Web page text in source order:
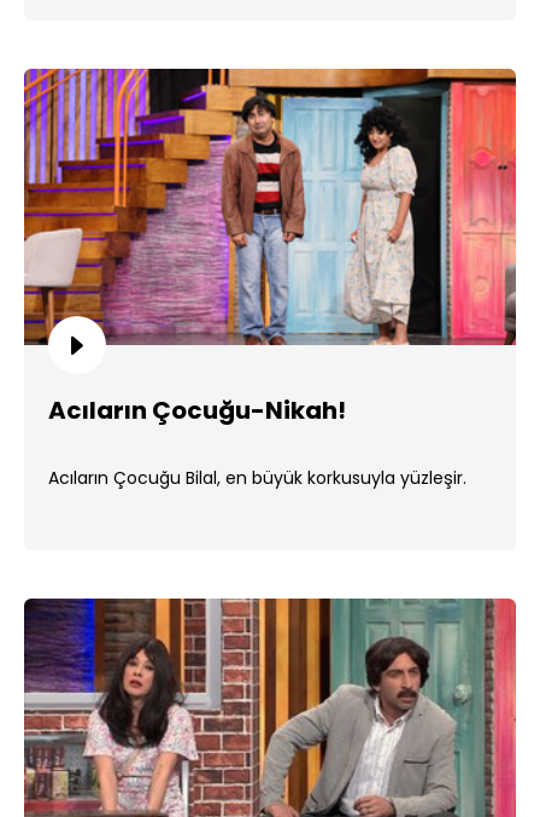
Acıların Çocuğu-Nikah!
Acıların Çocuğu Bilal, en büyük korkusuyla yüzleşir.